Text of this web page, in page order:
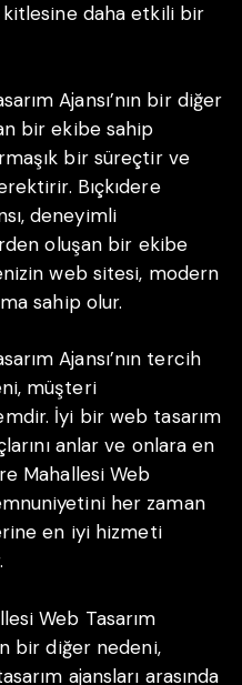
daha etkili bir
Ajansı’nın bir diğer
bir ekibe sahip
bir süreçtir ve
Bıçkıdere
deneyimli
oluşan bir ekibe
web sitesi, modern
sahip olur.
Ajansı’nın tercih
müşteri
İyi bir web tasarım
anlar ve onlara en
Mahallesi Web
her zaman
en iyi hizmeti
Web Tasarım
bir diğer nedeni,
ajansları arasında